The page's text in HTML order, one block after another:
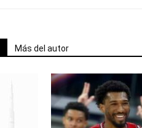
Más del autor